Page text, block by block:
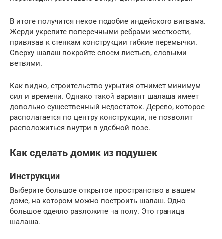
В итоге получится некое подобие индейского вигвама.
Жерди укрепите поперечными ребрами жесткости,
привязав к стенкам конструкции гибкие перемычки.
Сверху шалаш покройте слоем листьев, еловыми
ветвями.
Как видно, строительство укрытия отнимет минимум
сил и времени. Однако такой вариант шалаша имеет
довольно существенный недостаток. Дерево, которое
располагается по центру конструкции, не позволит
расположиться внутри в удобной позе.
Как сделать домик из подушек
Инструкции
Выберите большое открытое пространство в вашем
доме, на котором можно построить шалаш. Одно
большое одеяло разложите на полу. Это граница
шалаша.